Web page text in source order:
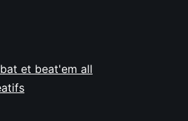
et beat'em all